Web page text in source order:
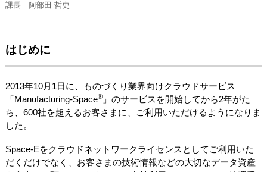
課長 阿部田 哲史
はじめに
2013年10月1日に、ものづくり業界向けクラウドサービス
「Manufacturing-Space®」のサービスを開始してから2年がた
ち、600社を超えるお客さまに、ご利用いただけるようになりま
した。
Space-Eをクラウドネットワークライセンスとしてご利用いた
だくだけでなく、お客さまの技術情報などの大切なデータ資産